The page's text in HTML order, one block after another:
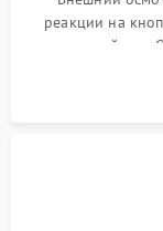
реакции на
лабораторного